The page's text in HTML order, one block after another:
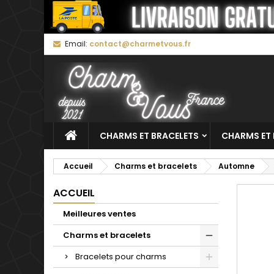
Email: contact@charmetvous.fr
CHARMS ET BRACELETS CHARMS ET
Accueil Charms et bracelets Automne
ACCUEIL
Meilleures ventes
Charms et bracelets
Bracelets pour charms